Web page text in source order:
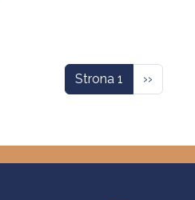
Strona 1 ››